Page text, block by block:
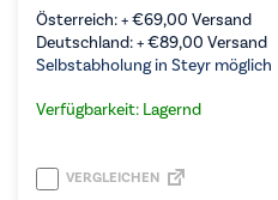
Österreich: +€69,00 Versand
Deutschland: +€89,00 Versand
Selbstabholung in Steyr möglich
Verfügbarkeit: Lagernd
VERGLEICHEN